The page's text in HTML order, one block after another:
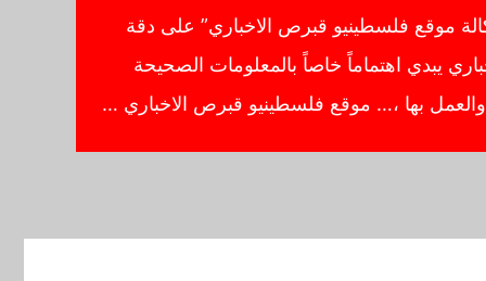
موقع فلسطينيو قبرص الاخباري” على دقة
يبدي اهتماماً خاصاً بالمعلومات الصحيحة
والعمل بها ،… موقع فلسطينيو قبرص الاخباري …